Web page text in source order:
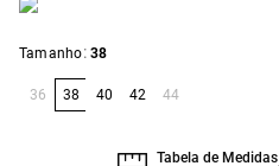
Tamanho: 38
36 38 40 42 44
Tabela de Medidas